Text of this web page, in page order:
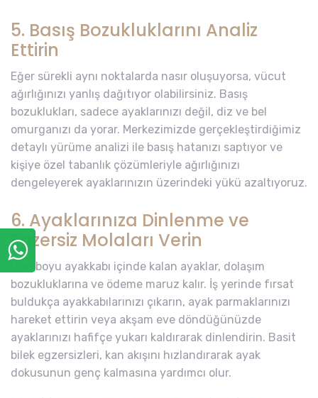
5. Basış Bozukluklarını Analiz
Ettirin
Eğer sürekli aynı noktalarda nasır oluşuyorsa, vücut
ağırlığınızı yanlış dağıtıyor olabilirsiniz. Basış
bozuklukları, sadece ayaklarınızı değil, diz ve bel
omurganızı da yorar. Merkezimizde gerçekleştirdiğimiz
detaylı yürüme analizi ile basış hatanızı saptıyor ve
kişiye özel tabanlık çözümleriyle ağırlığınızı
dengeleyerek ayaklarınızın üzerindeki yükü azaltıyoruz.
6. Ayaklarınıza Dinlenme ve
Egzersiz Molaları Verin
Gün boyu ayakkabı içinde kalan ayaklar, dolaşım
bozukluklarına ve ödeme maruz kalır. İş yerinde fırsat
buldukça ayakkabılarınızı çıkarın, ayak parmaklarınızı
hareket ettirin veya akşam eve döndüğünüzde
ayaklarınızı hafifçe yukarı kaldırarak dinlendirin. Basit
bilek egzersizleri, kan akışını hızlandırarak ayak
dokusunun genç kalmasına yardımcı olur.